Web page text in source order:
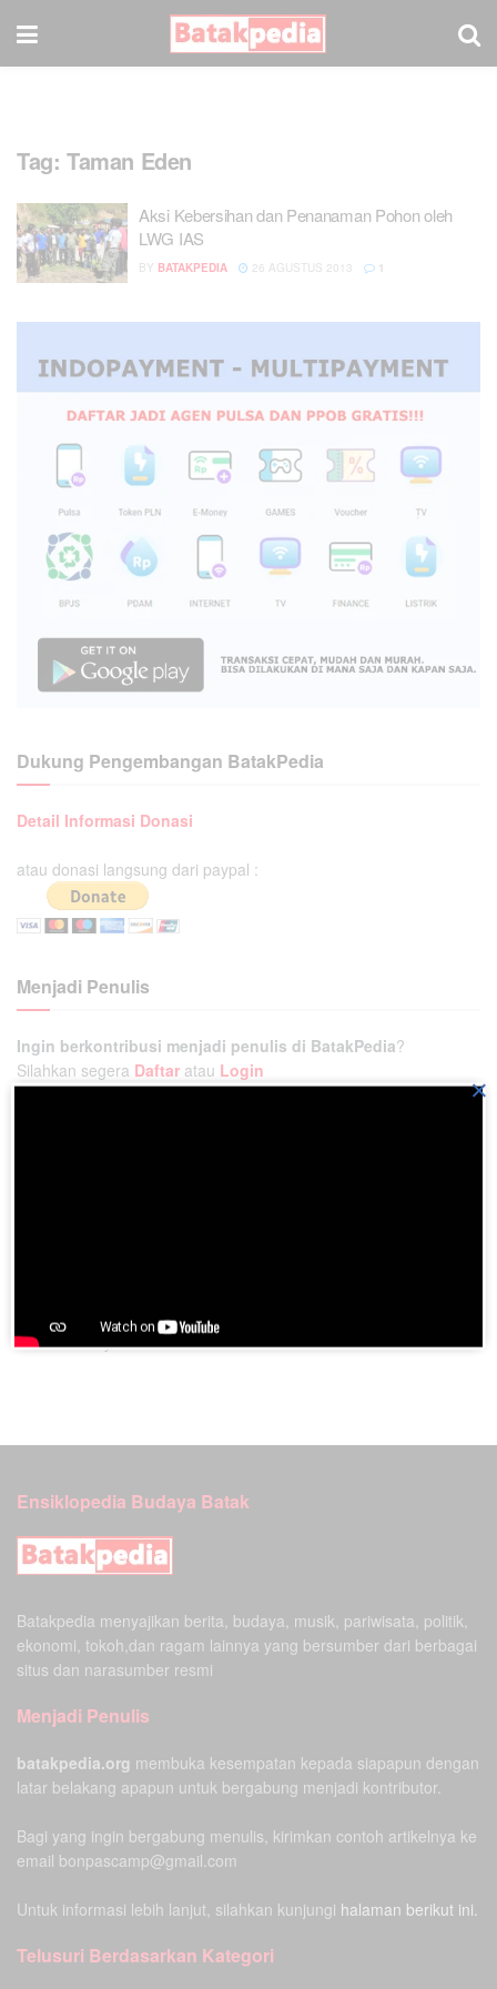
Tag: Taman Eden
Aksi Kebersihan dan Penanaman Pohon oleh
LWG IAS
BY BATAKPEDIA 26 AGUSTUS 2013 1
Dukung Pengembangan BatakPedia
Detail Informasi Donasi
atau donasi langsung dari paypal :
Menjadi Penulis
Ingin berkontribusi menjadi penulis di BatakPedia?
Silahkan segera Daftar atau Login
Ikatlah ilmu pengetahuan dan bagikan dengan cara
menuliskannya
Ensiklopedia Budaya Batak
Batakpedia menyajikan berita, budaya, musik, pariwisata, politik,
ekonomi, tokoh,dan ragam lainnya yang bersumber dari berbagai
situs dan narasumber resmi
Menjadi Penulis
batakpedia.org membuka kesempatan kepada siapapun dengan
latar belakang apapun untuk bergabung menjadi kontributor.
Bagi yang ingin bergabung menulis, kirimkan contoh artikelnya ke
email bonpascamp@gmail.com
Untuk informasi lebih lanjut, silahkan kunjungi halaman berikut ini.
Telusuri Berdasarkan Kategori
×